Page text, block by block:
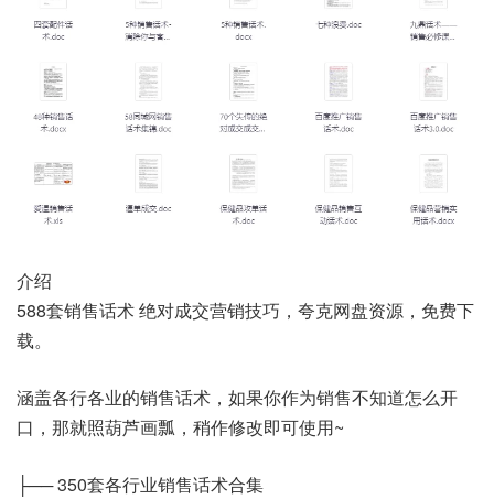
介绍
588套销售话术 绝对成交营销技巧，夸克网盘资源，免费下
载。
涵盖各行各业的销售话术，如果你作为销售不知道怎么开
口，那就照葫芦画瓢，稍作修改即可使用~
├── 350套各行业销售话术合集